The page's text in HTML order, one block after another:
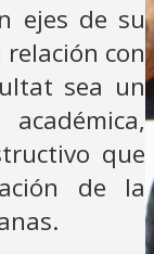
ejes de su
con
sea un
que
de la